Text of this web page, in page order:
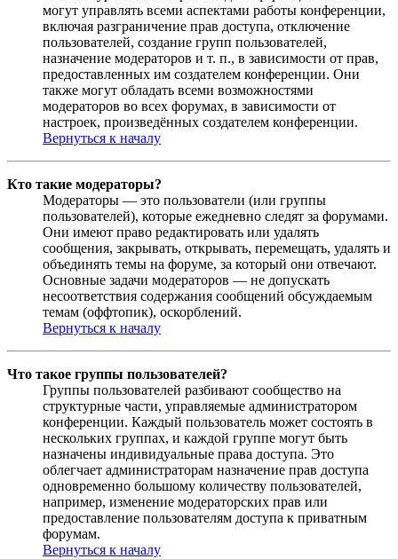
могут управлять всеми аспектами работы конференции,
включая разграничение прав доступа, отключение
пользователей, создание групп пользователей,
назначение модераторов и т. п., в зависимости от прав,
предоставленных им создателем конференции. Они
также могут обладать всеми возможностями
модераторов во всех форумах, в зависимости от
настроек, произведённых создателем конференции.
Вернуться к началу
Кто такие модераторы?
Модераторы — это пользователи (или группы
пользователей), которые ежедневно следят за форумами.
Они имеют право редактировать или удалять
сообщения, закрывать, открывать, перемещать, удалять и
объединять темы на форуме, за который они отвечают.
Основные задачи модераторов — не допускать
несоответствия содержания сообщений обсуждаемым
темам (оффтопик), оскорблений.
Вернуться к началу
Что такое группы пользователей?
Группы пользователей разбивают сообщество на
структурные части, управляемые администратором
конференции. Каждый пользователь может состоять в
нескольких группах, и каждой группе могут быть
назначены индивидуальные права доступа. Это
облегчает администраторам назначение прав доступа
одновременно большому количеству пользователей,
например, изменение модераторских прав или
предоставление пользователям доступа к приватным
форумам.
Вернуться к началу